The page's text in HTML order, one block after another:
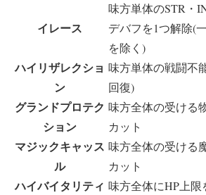
イレース
味方単体のSTR・
デバフを1つ解除(
を除く)
ハイリザレクショ
ン
味方単体の戦闘不
回復)
グランドプロテク
ション
味方全体の受ける
カット
マジックキャッス
ル
味方全体の受ける
カット
ハイバイタリティ 味方全体にHP上限